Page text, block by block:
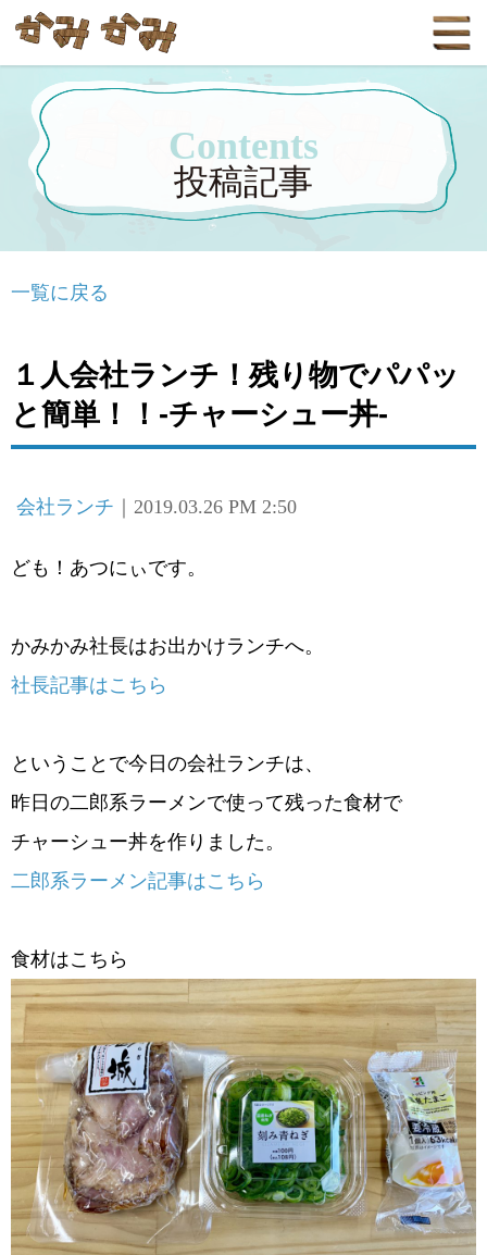
Contents
投稿記事
一覧に戻る
１人会社ランチ！残り物でパパッ
と簡単！！-チャーシュー丼-
会社ランチ ｜2019.03.26 PM 2:50
ども！あつにぃです。
かみかみ社長はお出かけランチへ。
社長記事はこちら
ということで今日の会社ランチは、
昨日の二郎系ラーメンで使って残った食材で
チャーシュー丼を作りました。
二郎系ラーメン記事はこちら
食材はこちら